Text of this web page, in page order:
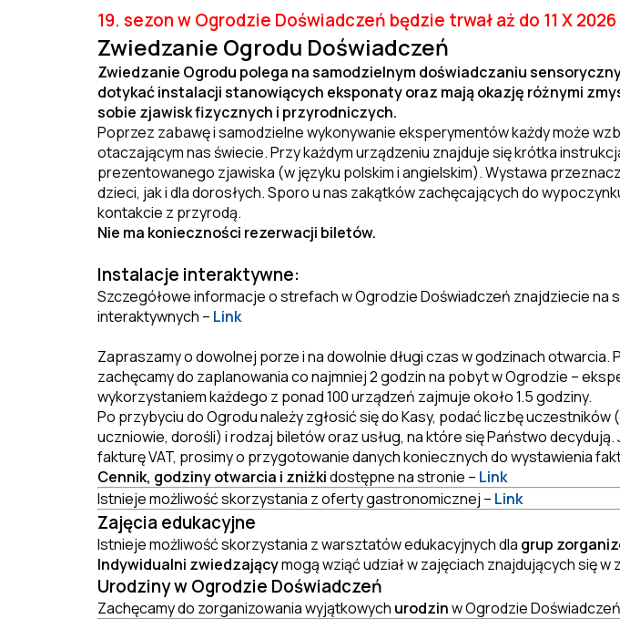
19. sezon w Ogrodzie Doświadczeń będzie trwał aż do 11 X 2026
Zwiedzanie Ogrodu Doświadczeń
Zwiedzanie Ogrodu polega na samodzielnym doświadczaniu
dotykać instalacji stanowiących eksponaty oraz mają okazję różnymi
sobie zjawisk fizycznych i przyrodniczych.
Poprzez zabawę i samodzielne wykonywanie eksperymentów każdy może
otaczającym nas świecie. Przy każdym urządzeniu znajduje się krótka
prezentowanego zjawiska (w języku polskim i angielskim). Wystawa
dzieci, jak i dla dorosłych. Sporo u nas zakątków zachęcających do
kontakcie z przyrodą.
Nie ma konieczności rezerwacji biletów.
Instalacje interaktywne:
Szczegółowe informacje o strefach w Ogrodzie Doświadczeń znajdziecie na
interaktywnych – Link
Zapraszamy o dowolnej porze i na dowolnie długi czas w godzinach
zachęcamy do zaplanowania co najmniej 2 godzin na pobyt w Ogrodzie –
wykorzystaniem każdego z ponad 100 urządzeń zajmuje około 1.5 godziny.
Po przybyciu do Ogrodu należy zgłosić się do Kasy, podać liczbę uczestników
uczniowie, dorośli) i rodzaj biletów oraz usług, na które się Państwo
fakturę VAT, prosimy o przygotowanie danych koniecznych do wystawienia
Cennik, godziny otwarcia i zniżkidostępne na stronie – Link
Istnieje możliwość skorzystania z oferty gastronomicznej – Link
Zajęcia edukacyjne
Istnieje możliwość skorzystania z warsztatów edukacyjnych dla grup
Indywidualni zwiedzającymogą wziąć udział w zajęciach znajdujących się w
Urodziny w Ogrodzie Doświadczeń
Zachęcamy do zorganizowania wyjątkowych urodzinw Ogrodzie